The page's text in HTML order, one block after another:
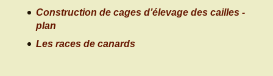
Construction de cages d’élevage des cailles -
plan
Les races de canards